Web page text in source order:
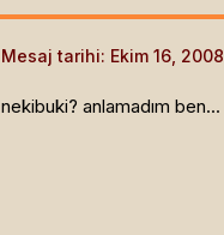
Mesaj tarihi: Ekim 16, 2008
nekibuki? anlamadım ben...